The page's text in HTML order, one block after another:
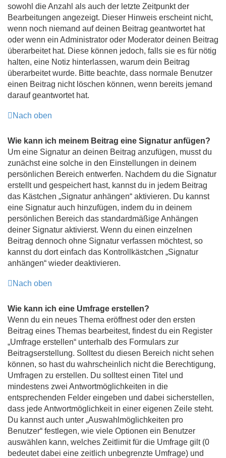
sowohl die Anzahl als auch der letzte Zeitpunkt der
Bearbeitungen angezeigt. Dieser Hinweis erscheint nicht,
wenn noch niemand auf deinen Beitrag geantwortet hat
oder wenn ein Administrator oder Moderator deinen Beitrag
überarbeitet hat. Diese können jedoch, falls sie es für nötig
halten, eine Notiz hinterlassen, warum dein Beitrag
überarbeitet wurde. Bitte beachte, dass normale Benutzer
einen Beitrag nicht löschen können, wenn bereits jemand
darauf geantwortet hat.
Nach oben
Wie kann ich meinem Beitrag eine Signatur anfügen?
Um eine Signatur an deinen Beitrag anzufügen, musst du
zunächst eine solche in den Einstellungen in deinem
persönlichen Bereich entwerfen. Nachdem du die Signatur
erstellt und gespeichert hast, kannst du in jedem Beitrag
das Kästchen „Signatur anhängen“ aktivieren. Du kannst
eine Signatur auch hinzufügen, indem du in deinem
persönlichen Bereich das standardmäßige Anhängen
deiner Signatur aktivierst. Wenn du einen einzelnen
Beitrag dennoch ohne Signatur verfassen möchtest, so
kannst du dort einfach das Kontrollkästchen „Signatur
anhängen“ wieder deaktivieren.
Nach oben
Wie kann ich eine Umfrage erstellen?
Wenn du ein neues Thema eröffnest oder den ersten
Beitrag eines Themas bearbeitest, findest du ein Register
„Umfrage erstellen“ unterhalb des Formulars zur
Beitragserstellung. Solltest du diesen Bereich nicht sehen
können, so hast du wahrscheinlich nicht die Berechtigung,
Umfragen zu erstellen. Du solltest einen Titel und
mindestens zwei Antwortmöglichkeiten in die
entsprechenden Felder eingeben und dabei sicherstellen,
dass jede Antwortmöglichkeit in einer eigenen Zeile steht.
Du kannst auch unter „Auswahlmöglichkeiten pro
Benutzer“ festlegen, wie viele Optionen ein Benutzer
auswählen kann, welches Zeitlimit für die Umfrage gilt (0
bedeutet dabei eine zeitlich unbegrenzte Umfrage) und